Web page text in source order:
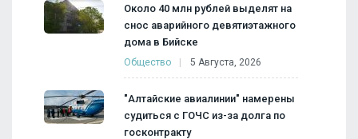
Около 40 млн рублей выделят на
снос аварийного девятиэтажного
дома в Бийске
Общество 5 Августа, 2026
"Алтайские авиалинии" намерены
судиться с ГОЧС из-за долга по
госконтракту